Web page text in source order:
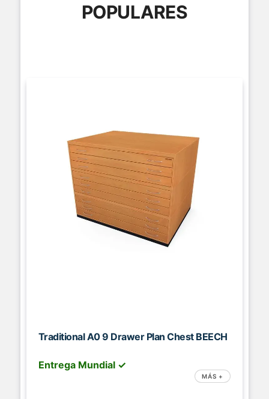
POPULARES
Traditional A0 9 Drawer Plan Chest BEECH
Entrega Mundial ✓
MÁS +